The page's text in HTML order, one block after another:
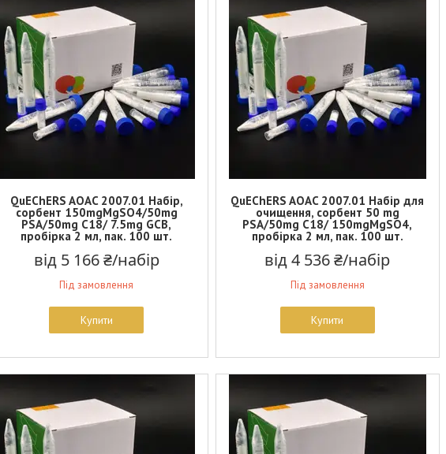
QuEChERS AOAC 2007.01 Набір,
сорбент 150mgMgSO4/50mg
PSA/50mg C18/ 7.5mg GCB,
пробірка 2 мл, пак. 100 шт.
від 5 166 ₴/набір
Під замовлення
Купити
QuEChERS AOAC 2007.01 Набір для
очищення, сорбент 50 mg
PSA/50mg C18/ 150mgMgSO4,
пробірка 2 мл, пак. 100 шт.
від 4 536 ₴/набір
Під замовлення
Купити